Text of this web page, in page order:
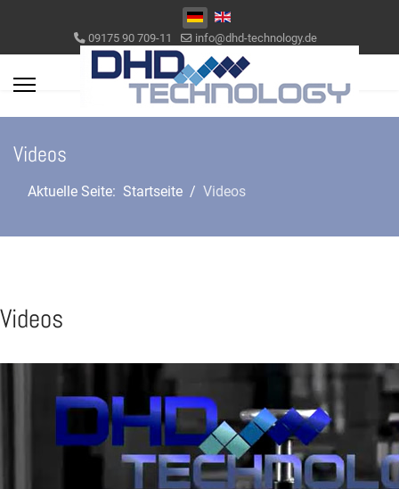
Sprache auswählen
09175 90 709-11 info@dhd-technology.de
Videos
Aktuelle Seite: Startseite Videos
Videos